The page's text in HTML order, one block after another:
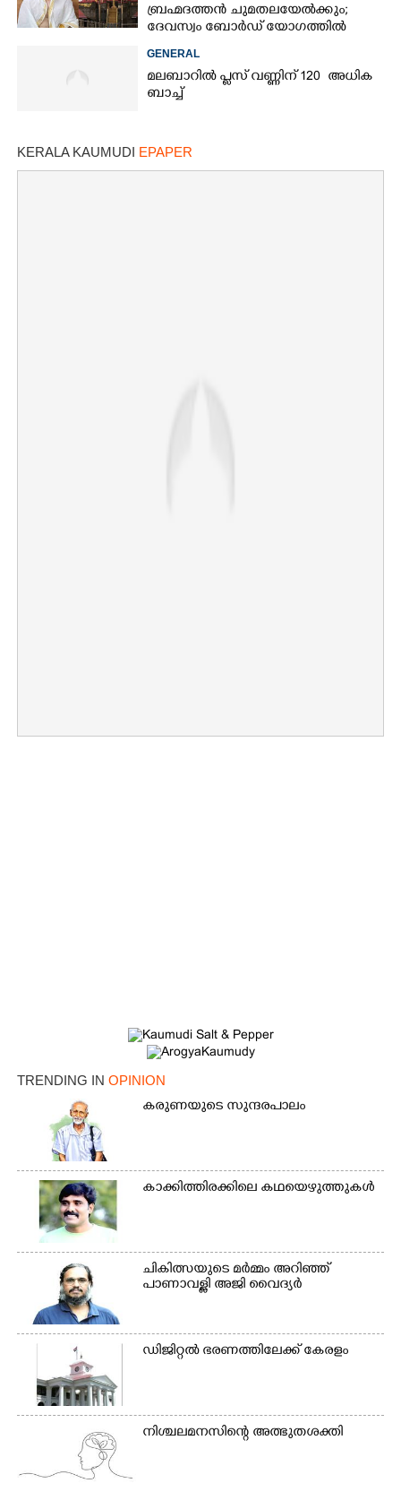
ബ്രഹ്മദത്തൻ ചുമതലയേൽക്കും;
ദേവസ്വം ബോർഡ് യോഗത്തിൽ
GENERAL
മലബാറിൽ പ്ലസ് വണ്ണിന് 120 അധിക
ബാച്ച്
KERALA KAUMUDI EPAPER
TRENDING IN OPINION
കരുണയുടെ സുന്ദരപാലം
കാക്കിത്തിരക്കിലെ കഥയെഴുത്തുകൾ
ചികിത്സയുടെ മർമ്മം അറിഞ്ഞ്
പാണാവള്ളി അജി വൈദ്യർ
ഡിജിറ്റൽ ഭരണത്തിലേക്ക് കേരളം
നിശ്ചലമനസിന്റെ അത്ഭുതശക്തി